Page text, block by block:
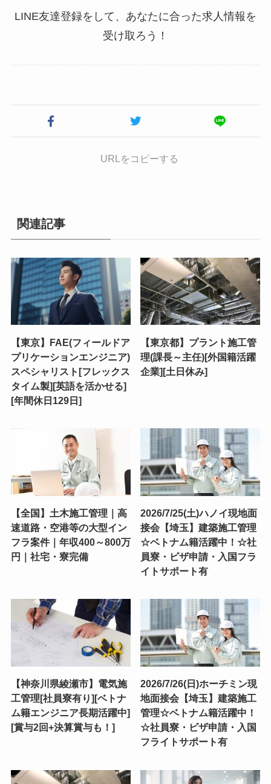
LINE友達登録をして、あなたに合った求人情報を
受け取ろう！
URLをコピーする
関連記事
【東京】FAE(フィールドア
プリケーションエンジニア)
スペシャリスト[フレックス
タイム製][英語を活かせる]
[年間休日129日]
【東京都】プラント施工管
理(課長～主任)[外国籍活躍
企業][土日休み]
【全国】土木施工管理｜高
速道路・空港等の大型イン
フラ案件｜年収400～800万
円｜社宅・寮完備
2026/7/25(土)ハノイ現地面
接会【埼玉】建築施工管理
☆ベトナム籍活躍中！☆社
員寮・ビザ申請・入国フラ
イトサポート有
【神奈川県綾瀬市】電気施
工管理[社員寮有り][ベトナ
ム籍エンジニア長期活躍中]
[賞与2回+決算賞与も！]
2026/7/26(日)ホーチミン現
地面接会【埼玉】建築施工
管理☆ベトナム籍活躍中！
☆社員寮・ビザ申請・入国
フライトサポート有